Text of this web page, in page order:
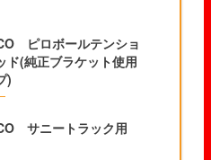
ピロボールテンショ
ド(純正ブラケット使用
)
サニートラック用